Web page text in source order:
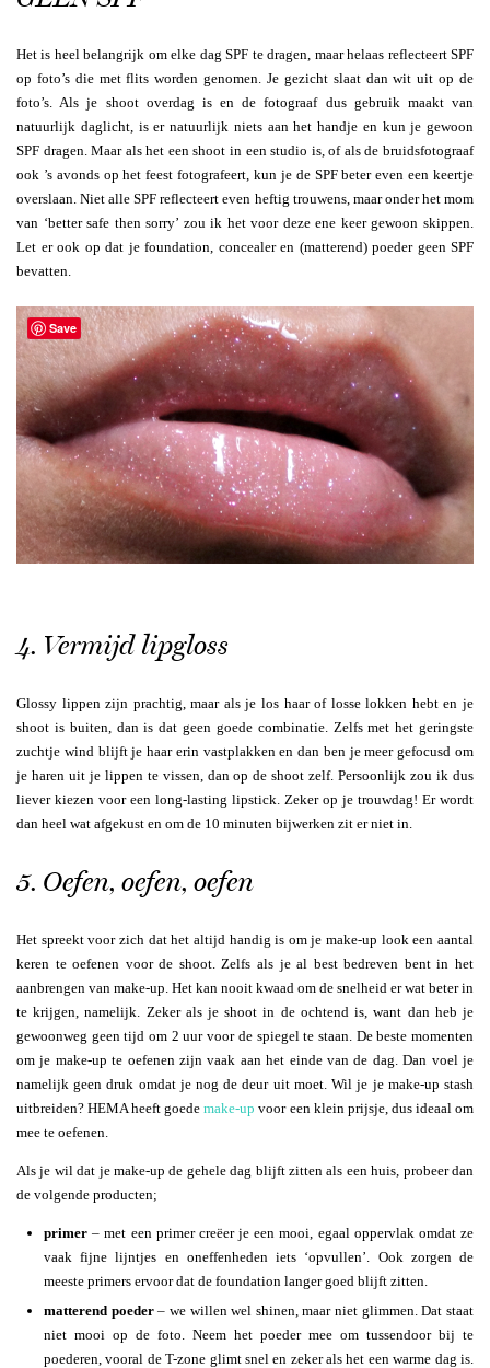
Het is heel belangrijk om elke dag SPF te dragen, maar helaas reflecteert SPF
op foto’s die met flits worden genomen. Je gezicht slaat dan wit uit op de
foto’s. Als je shoot overdag is en de fotograaf dus gebruik maakt van
natuurlijk daglicht, is er natuurlijk niets aan het handje en kun je gewoon
SPF dragen. Maar als het een shoot in een studio is, of als de bruidsfotograaf
ook ’s avonds op het feest fotografeert, kun je de SPF beter even een keertje
overslaan. Niet alle SPF reflecteert even heftig trouwens, maar onder het mom
van ‘better safe then sorry’ zou ik het voor deze ene keer gewoon skippen.
Let er ook op dat je foundation, concealer en (matterend) poeder geen SPF
bevatten.
4. Vermijd lipgloss
Glossy lippen zijn prachtig, maar als je los haar of losse lokken hebt en je
shoot is buiten, dan is dat geen goede combinatie. Zelfs met het geringste
zuchtje wind blijft je haar erin vastplakken en dan ben je meer gefocusd om
je haren uit je lippen te vissen, dan op de shoot zelf. Persoonlijk zou ik dus
liever kiezen voor een long-lasting lipstick. Zeker op je trouwdag! Er wordt
dan heel wat afgekust en om de 10 minuten bijwerken zit er niet in.
5. Oefen, oefen, oefen
Het spreekt voor zich dat het altijd handig is om je make-up look een aantal
keren te oefenen voor de shoot. Zelfs als je al best bedreven bent in het
aanbrengen van make-up. Het kan nooit kwaad om de snelheid er wat beter in
te krijgen, namelijk. Zeker als je shoot in de ochtend is, want dan heb je
gewoonweg geen tijd om 2 uur voor de spiegel te staan. De beste momenten
om je make-up te oefenen zijn vaak aan het einde van de dag. Dan voel je
namelijk geen druk omdat je nog de deur uit moet. Wil je je make-up stash
uitbreiden? HEMA heeft goedemake-up voor een klein prijsje, dus ideaal om
mee te oefenen.
Als je wil dat je make-up de gehele dag blijft zitten als een huis, probeer dan
de volgende producten;
primer – met een primer creëer je een mooi, egaal oppervlak omdat ze
vaak fijne lijntjes en oneffenheden iets ‘opvullen’. Ook zorgen de
meeste primers ervoor dat de foundation langer goed blijft zitten.
matterend poeder– we willen wel shinen, maar niet glimmen. Dat staat
niet mooi op de foto. Neem het poeder mee om tussendoor bij te
poederen, vooral de T-zone glimt snel en zeker als het een warme dag is.
Save